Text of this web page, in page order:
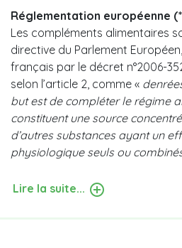
Réglementation européenne
Les compléments alimentaires
directive du Parlement
français par le décret n°2006-
selon l’article 2, comme «
but est de compléter le régime
constituent une source
d’autres substances ayant un
physiologique seuls ou
Lire la suite...